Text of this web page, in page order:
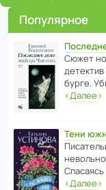
Популярное
Сюжет
бурге.
‹Далее›
Тени
‹Далее›